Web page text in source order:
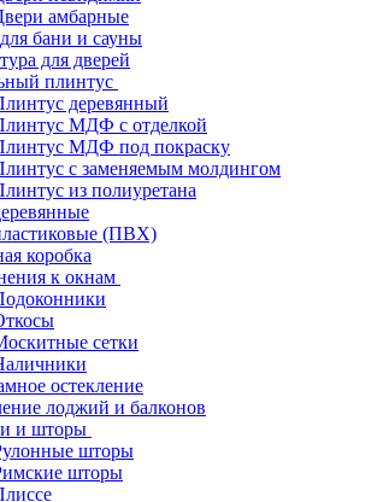
амбарные
бани и сауны
для дверей
плинтус
деревянный
МДФ с отделкой
МДФ под покраску
с заменяемым молдингом
из полиуретана
(ПВХ)
коробка
к окнам
сетки
остекление
лоджий и балконов
и шторы
шторы
шторы